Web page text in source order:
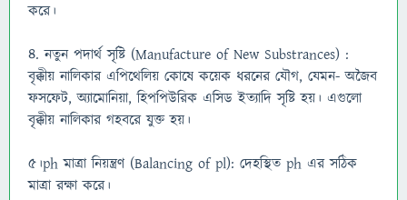
করে।
৪. নতুন পদার্থ সৃষ্টি (Manufacture of New Substrances) :
বৃক্কীয় নালিকার এপিথেলিয় কোষে কয়েক ধরনের যৌগ, যেমন- অজৈব
ফসফেট, অ্যামােনিয়া, হিপপিউরিক এসিড ইত্যাদি সৃষ্টি হয়। এগুলো
বৃক্কীয় নালিকার গহবরে যুক্ত হয়।
৫।ph মাত্রা নিয়ন্ত্রণ (Balancing of pl): দেহস্থিত ph এর সঠিক
মাত্রা রক্ষা করে।